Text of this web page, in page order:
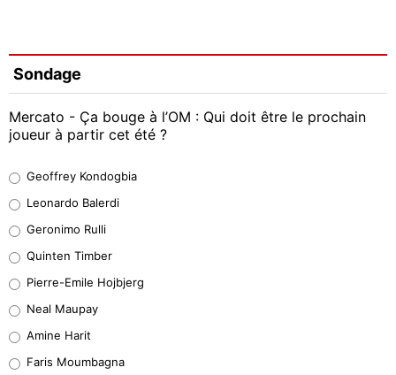
Sondage
Mercato - Ça bouge à l’OM : Qui doit être le prochain
joueur à partir cet été ?
38%
32%
5%
1%
Geoffrey Kondogbia
Leonardo Balerdi
Geronimo Rulli
Quinten Timber
Pierre-Emile Hojbjerg
Neal Maupay
Amine Harit
Faris Moumbagna